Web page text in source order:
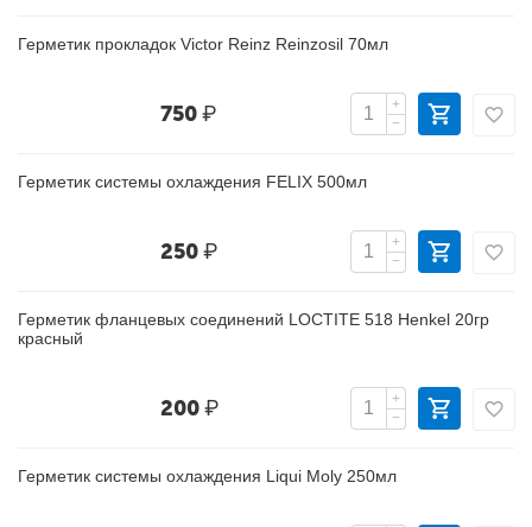
Герметик прокладок Victor Reinz Reinzosil 70мл
750₽
+
−
Герметик системы охлаждения FELIX 500мл
250₽
+
−
Герметик фланцевых соединений LOCTITE 518 Henkel 20гр
красный
200₽
+
−
Герметик системы охлаждения Liqui Moly 250мл